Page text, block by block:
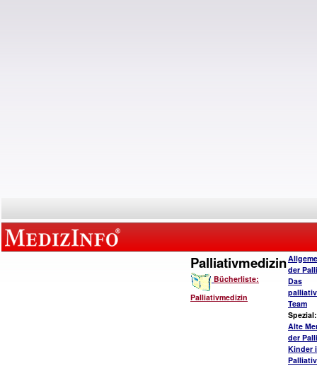
Palliativmedizin
Bücherliste:
Palliativmedizin
der
Das
Team
Spezial:
Alte
der
Kinder